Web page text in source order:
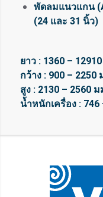
พัดลมแนวแกน
(24 และ 31 นิ้ว)
ยาว : 1360 –
กว้าง : 900 – 2250
สูง : 2130 – 2560
น้ำหนักเครื่อง :